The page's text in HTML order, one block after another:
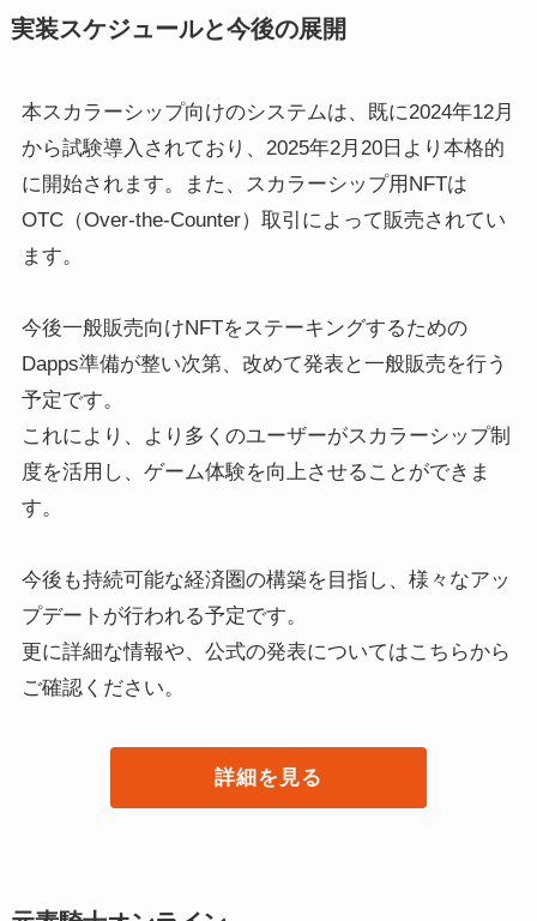
実装スケジュールと今後の展開
本スカラーシップ向けのシステムは、既に2024年12月
から試験導入されており、2025年2月20日より本格的
に開始されます。また、スカラーシップ用NFTは
OTC（Over-the-Counter）取引によって販売されてい
ます。
今後一般販売向けNFTをステーキングするための
Dapps準備が整い次第、改めて発表と一般販売を行う
予定です。
これにより、より多くのユーザーがスカラーシップ制
度を活用し、ゲーム体験を向上させることができま
す。
今後も持続可能な経済圏の構築を目指し、様々なアッ
プデートが行われる予定です。
更に詳細な情報や、公式の発表についてはこちらから
ご確認ください。
詳細を見る